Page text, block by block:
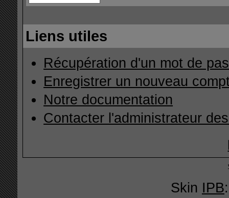
Liens utiles
Récupération d'un mot de
Enregistrer un nouveau
Notre documentation
Contacter l'administrateur
Skin IPB